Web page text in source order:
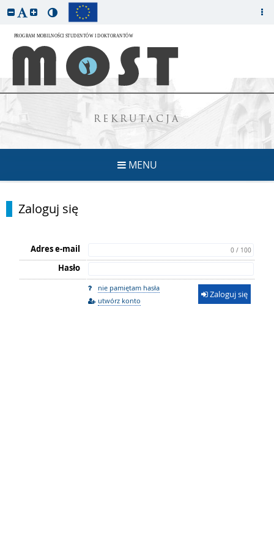
REKRUTACJA
MENU
Zaloguj się
Adres e-mail 0 / 100
Hasło
nie pamiętam hasła
utwórz konto
Zaloguj się